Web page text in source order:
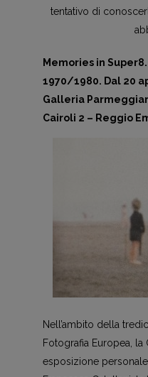
tentativo di
Memories in
1970/1980. Dal 20
Galleria
Cairoli 2 – Reggio
Nell’ambito della
Fotografia Europea,
esposizione